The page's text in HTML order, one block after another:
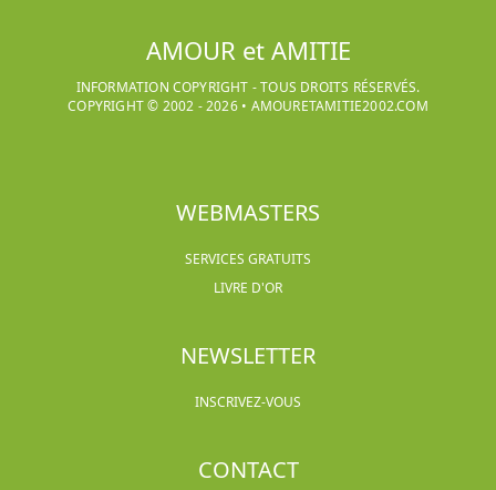
AMOUR et AMITIE
INFORMATION COPYRIGHT - TOUS DROITS RÉSERVÉS.
COPYRIGHT © 2002 -2026• AMOURETAMITIE2002.COM
WEBMASTERS
SERVICES GRATUITS
LIVRE D'OR
NEWSLETTER
INSCRIVEZ-VOUS
CONTACT